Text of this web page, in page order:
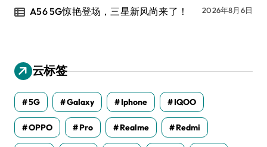
A56 5G惊艳登场，三星新风尚来了！ 2026年8月6日
云标签
5G Galaxy Iphone IQOO
OPPO Pro Realme Redmi